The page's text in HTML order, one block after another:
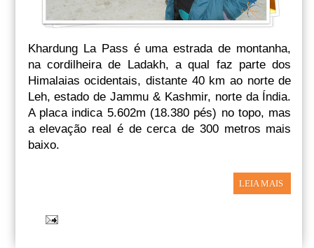
Khardung La Pass é uma estrada de montanha,
na cordilheira de Ladakh, a qual faz parte dos
Himalaias ocidentais, distante 40 km ao norte de
Leh, estado de Jammu & Kashmir, norte da Índia.
A placa indica 5.602m (18.380 pés) no topo, mas
a elevação real é de cerca de 300 metros mais
baixo.
LEIA MAIS